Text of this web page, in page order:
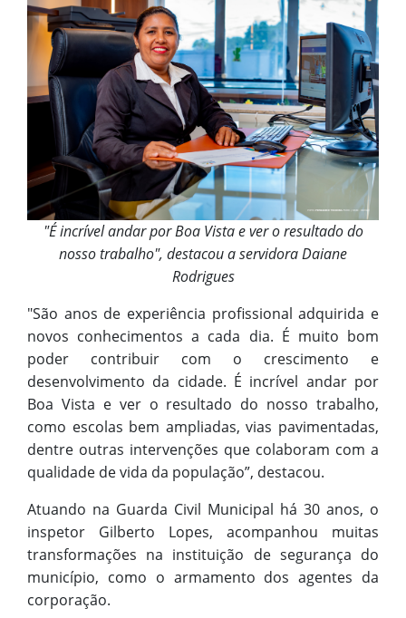
"É incrível andar por Boa Vista e ver o resultado do
nosso trabalho", destacou a servidora Daiane
Rodrigues
"São anos de experiência profissional adquirida e
novos conhecimentos a cada dia. É muito bom
poder contribuir com o crescimento e
desenvolvimento da cidade. É incrível andar por
Boa Vista e ver o resultado do nosso trabalho,
como escolas bem ampliadas, vias pavimentadas,
dentre outras intervenções que colaboram com a
qualidade de vida da população”, destacou.
Atuando na Guarda Civil Municipal há 30 anos, o
inspetor Gilberto Lopes, acompanhou muitas
transformações na instituição de segurança do
município, como o armamento dos agentes da
corporação.